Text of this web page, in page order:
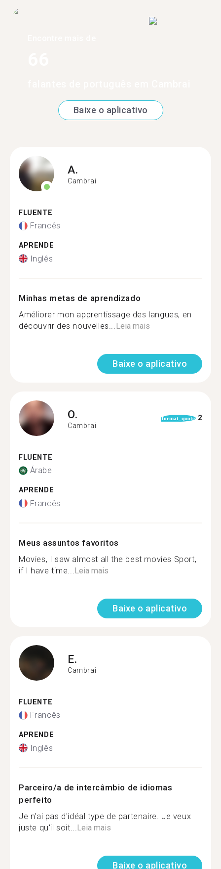
Baixe o aplicativo
A.
Cambrai
FLUENTE
Francês
APRENDE
Inglês
Minhas metas de aprendizado
Améliorer mon apprentissage des langues, en
découvrir des nouvelles... Leia mais
Baixe o aplicativo
O.
Cambrai
format_quote 2
FLUENTE
Árabe
APRENDE
Francês
Meus assuntos favoritos
Movies, I saw almost all the best movies Sport,
if I have time... Leia mais
Baixe o aplicativo
E.
Cambrai
FLUENTE
Francês
APRENDE
Inglês
Parceiro/a de intercâmbio de idiomas
perfeito
Je n'ai pas d'idéal type de partenaire. Je veux
juste qu'il soit... Leia mais
Baixe o aplicativo